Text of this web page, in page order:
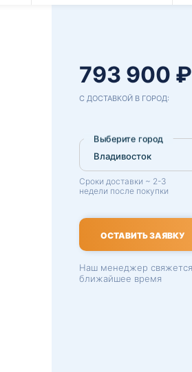
793 900 ₽
С ДОСТАВКОЙ В ГОРОД:
Выберите город
Сроки доставки ~ 2-3
недели после покупки
ОСТАВИТЬ ЗАЯВКУ
Наш менеджер
ближайшее время